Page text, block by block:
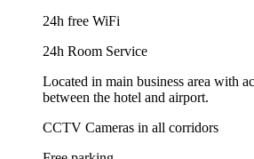
24h free WiFi
24h Room Service
Located in main business area with
between the hotel and airport.
CCTV Cameras in all corridors